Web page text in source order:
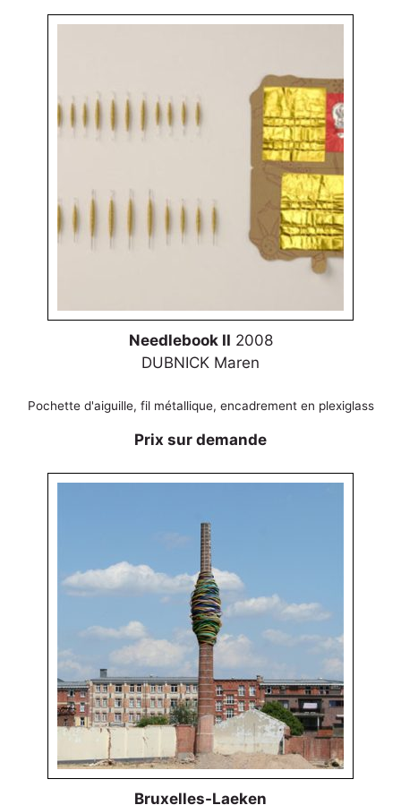
Needlebook II 2008
DUBNICK Maren
Pochette d'aiguille, fil métallique, encadrement en plexiglass
Prix sur demande
Bruxelles-Laeken